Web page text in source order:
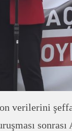
verilerini